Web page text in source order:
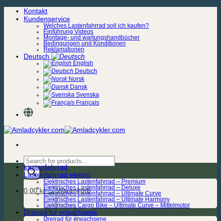
Zum
Inhalt
Kontakt
Kundenservice
Welches Lastenfahrrad soll ich kaufen?
Einführung Videos
Montage- und wartungshandbücher
Bedingungen und Konditionen
Reklamationen
Deutsch
English
Deutsch
Norsk
Dansk
Svenska
Français
Products
search
0,00kr.
Lastenfahrrad
Lastenfahrrad elektro
Elektrisches Lastenfahrrad – Premium
Elektrisches Lastenfahrrad – Deluxe
Elektrisches Lastenfahrrad – Ultimate Curve
Elektrisches Lastenfahrrad – Ultimate Harmony
Elektrisches Cargo Bike – Ultimate Curve – Mittelmotor
Dreirad für erwachsene
Dreirad für erwachsene